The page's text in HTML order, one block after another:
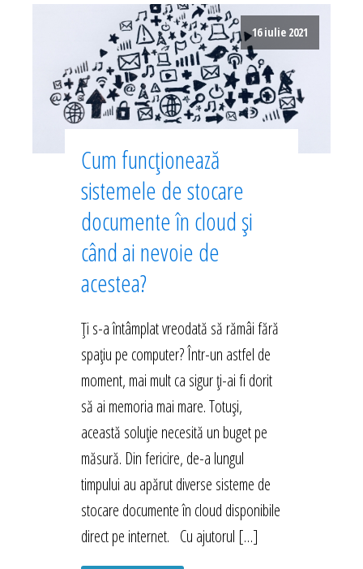
16 iulie 2021
Cum funcționează
sistemele de stocare
documente în cloud și
când ai nevoie de
acestea?
Ți s-a întâmplat vreodată să rămâi fără
spațiu pe computer? Într-un astfel de
moment, mai mult ca sigur ți-ai fi dorit
să ai memoria mai mare. Totuși,
această soluție necesită un buget pe
măsură. Din fericire, de-a lungul
timpului au apărut diverse sisteme de
stocare documente în cloud disponibile
direct pe internet. Cu ajutorul […]